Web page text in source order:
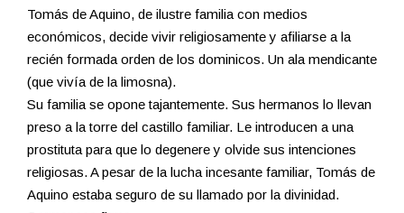
Tomás de Aquino, de ilustre familia con medios
económicos, decide vivir religiosamente y afiliarse a la
recién formada orden de los dominicos. Un ala mendicante
(que vivía de la limosna).
Su familia se opone tajantemente. Sus hermanos lo llevan
preso a la torre del castillo familiar. Le introducen a una
prostituta para que lo degenere y olvide sus intenciones
religiosas. A pesar de la lucha incesante familiar, Tomás de
Aquino estaba seguro de su llamado por la divinidad.